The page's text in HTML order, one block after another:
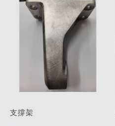
支撐架